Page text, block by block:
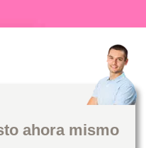
ahora mismo